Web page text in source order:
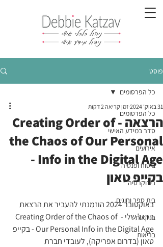
פוסט
כל הפרסומים
סדר במידע האישי
אירועים
ביטוח ופנסיה
בירוקרטיה
בית ספר וחוגים
בנקאות
בריאות
כל הפרסומים
הרצאה - Creating Order of
the Chaos of Our Personal
Info in the Digital Age -
בקייפ טאון
31 באוק׳ 2024 זמן קריאה 2 דקות
באוקטובר 2024 הוזמנתי להעביר את הרצאת
הדגל שלי - Creating Order of the Chaos of
Our Personal Info in the Digital Age - בקייפ
טאון (בדרום אפריקה), לעובדי חברת